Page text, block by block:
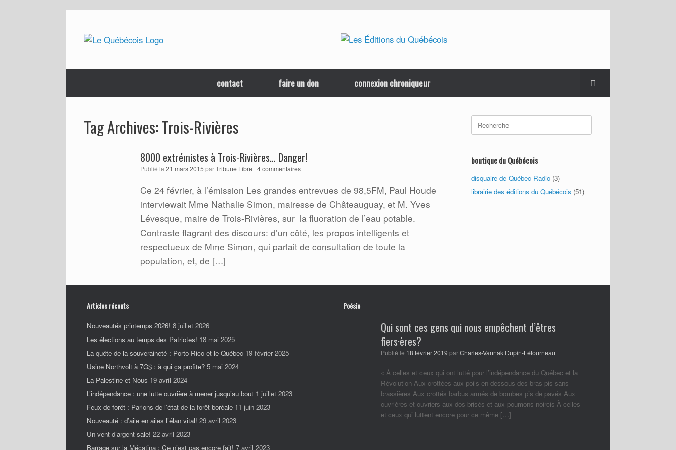
content
contact faire un don connexion chroniqueur
Tag Archives:Trois-Rivières
8000 extrémistes à Trois-Rivières… Danger!
Publié le21 mars 2015 parTribune Libre |4 commentaires
Ce 24 février, à l’émission Les grandes entrevues de 98,5FM, Paul Houde
interviewait Mme Nathalie Simon, mairesse de Châteauguay, et M. Yves
Lévesque, maire de Trois-Rivières, sur la fluoration de l’eau potable.
Contraste flagrant des discours: d’un côté, les propos intelligents et
respectueux de Mme Simon, qui parlait de consultation de toute la
population, et, de […]
Search
for:
boutique du Québécois
disquaire de Québec Radio (3)
librairie des éditions du Québécois (51)
Articles récents
Nouveautés printemps 2026! 8 juillet 2026
Les élections au temps des Patriotes! 18 mai 2025
La quête de la souveraineté : Porto Rico et le Québec 19 février 2025
Usine Northvolt à 7G$ : à qui ça profite? 5 mai 2024
La Palestine et Nous 19 avril 2024
L’indépendance : une lutte ouvrière à mener jusqu’au bout 1 juillet 2023
Feux de forêt : Parlons de l’état de la forêt boréale 11 juin 2023
Nouveauté : d’aile en ailes l’élan vital! 29 avril 2023
Un vent d’argent sale! 22 avril 2023
Barrage sur la Mécatina : Ce n’est pas encore fait! 7 avril 2023
Poésie
Qui sont ces gens qui nous empêchent d’êtres
fiers·ères?
Publié le 18 février 2019 parCharles-Vannak Dupin-Létourneau
« À celles et ceux qui ont lutté pour l’indépendance du Québec et la
Révolution Aux crottées aux poils en-dessous des bras pis sans
brassières Aux crottés barbus armés de bombes pis de pavés Aux
ouvrières et ouvriers aux dos brisés et aux poumons noircis À celles
et ceux qui luttent encore pour ce même […]